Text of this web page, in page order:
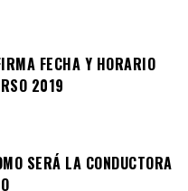
FECHA Y HORARIO
2019
SERÁ LA CONDUCTORA